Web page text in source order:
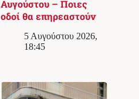
Αυγούστου – Ποιες
οδοί θα επηρεαστούν
5 Αυγούστου 2026,
18:45